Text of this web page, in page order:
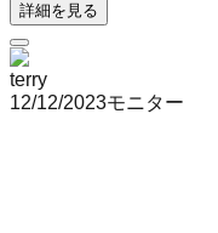
詳細を見る
terry
12/12/2023モニター